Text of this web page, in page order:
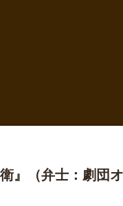
』（弁士：劇団